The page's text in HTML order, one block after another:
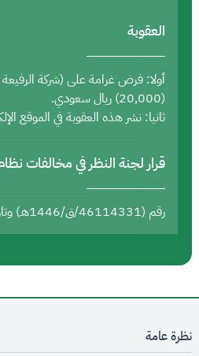
العقوبة
أولا: فرض غرامة على (شركة الرفيعة
(20,000) ريال سعودي.
ثانيا: نشر هذه العقوبة في الموقع
قرار لجنة النظر في مخالفات
رقم (46114331/ق/1446هـ) وتاريخ (27/03/1446هـ)
نظرة عامة